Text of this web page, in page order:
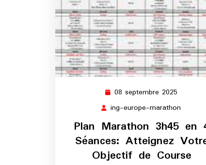
08 septembre 2025
septembre
ing-europe-marathon
Plan Marathon 3h45 en
Séances: Atteignez
Objectif de Course